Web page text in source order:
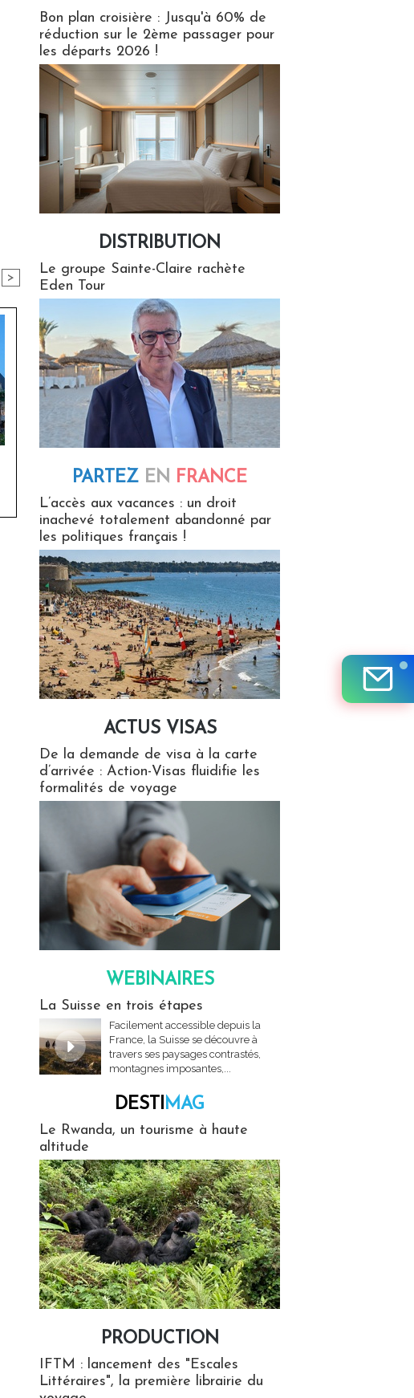
>
Bon plan croisière : Jusqu'à 60% de
réduction sur le 2ème passager pour
les départs 2026 !
DISTRIBUTION
Le groupe Sainte-Claire rachète
Eden Tour
PARTEZ EN FRANCE
L’accès aux vacances : un droit
inachevé totalement abandonné par
les politiques français !
ACTUS VISAS
De la demande de visa à la carte
d’arrivée : Action-Visas fluidifie les
formalités de voyage
WEBINAIRES
La Suisse en trois étapes
Facilement accessible depuis la
France, la Suisse se découvre à
travers ses paysages contrastés,
montagnes imposantes,...
DESTIMAG
Le Rwanda, un tourisme à haute
altitude
PRODUCTION
IFTM : lancement des "Escales
Littéraires", la première librairie du